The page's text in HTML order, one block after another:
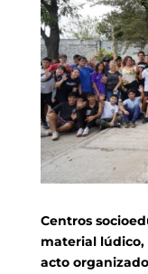
Centros
material
acto